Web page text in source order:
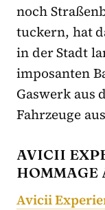
noch
tuckern, hat
in der Stadt
imposanten
Gaswerk aus
Fahrzeuge
AVICII
HOMMAGE
Avicii